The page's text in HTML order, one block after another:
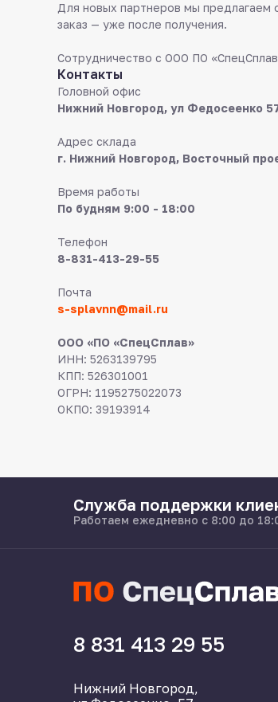
Для новых партнеров мы предлагаем
заказ — уже после получения.
Сотрудничество с ООО ПО
Контакты
Головной офис
Нижний Новгород, ул Федосеенко
Адрес склада
г. Нижний Новгород, Восточный
Время работы
По будням 9:00 - 18:00
Телефон
8-831-413-29-55
Почта
s-splavnn@mail.ru
ООО «ПО «СпецСплав»
ИНН: 5263139795
КПП: 526301001
ОГРН: 1195275022073
ОКПО: 39193914
Служба поддержки
Работаем ежедневно с 8:00 до
Нижний Новгород,
8 831 413 29 55